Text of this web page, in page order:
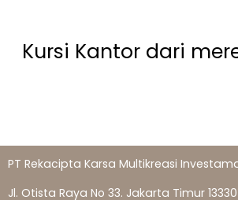
Kursi Kantor dari
PT Rekacipta Karsa Multikreasi
Jl. Otista Raya No 33. Jakarta Timur